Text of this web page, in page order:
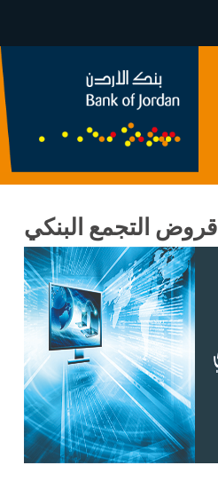
قروض التجمع البنكي